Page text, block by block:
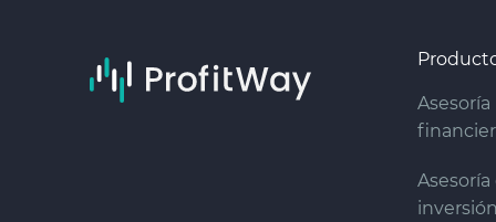
Asesoría
Asesoría
inversión